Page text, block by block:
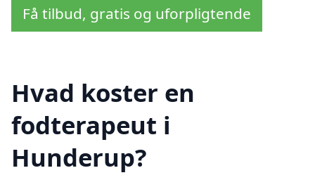
Få tilbud, gratis og uforpligtende
Hvad koster en
fodterapeut i
Hunderup?